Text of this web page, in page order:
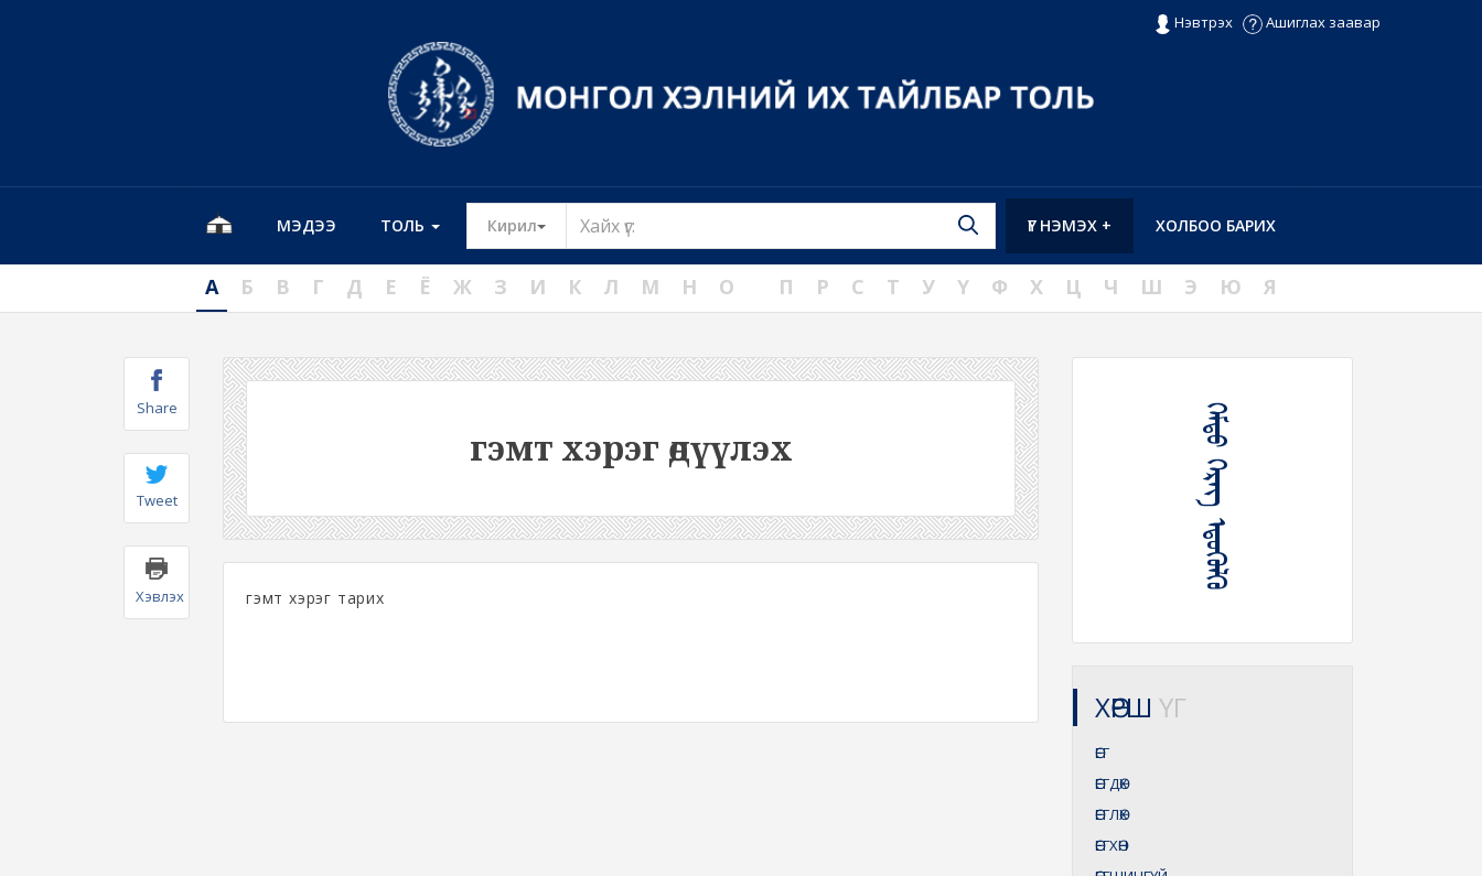
Нэвтрэх Ашиглах заавар
МЭДЭЭ ТОЛЬ Кирил Toggle Dropdown ХОЛБОО БАРИХ
ҮГ НЭМЭХ +
А Б В Г Д Е Ё Ж З И К Л М Н О П Р С Т У Ү Ф Х Ц Ч Ш Э Ю Я
Share
Tweet
Хэвлэх
гэмт хэрэг өдүүлэх
гэмт хэрэг тарих
ᠭᠡᠮᠲᠤ ᠬᠡᠷᠡᠭ ᠡᠳᠦᠭᠦᠯᠬᠦ
ХӨРШ ҮГ
ӨЕГ
ӨЕГДӨХ
ӨЕГЛӨХ
ӨЕГХӨН